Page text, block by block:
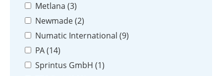
Metlana (3)
Newmade (2)
Numatic International (9)
PA (14)
Sprintus GmbH (1)